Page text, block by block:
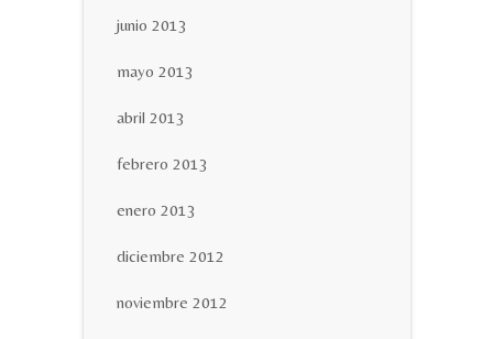
junio 2013
mayo 2013
abril 2013
febrero 2013
enero 2013
diciembre 2012
noviembre 2012